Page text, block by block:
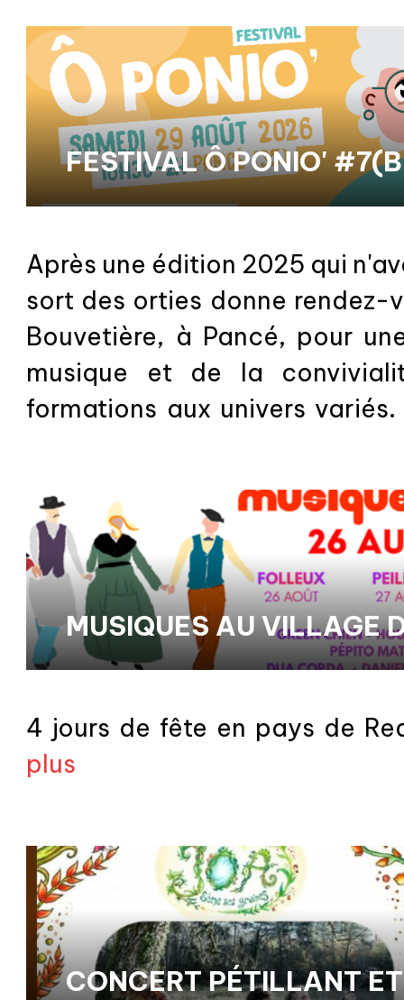
FESTIVAL Ô PONIO'
AOÛT DE 16H30 À 2H
Après une édition 2025 qui
sort des orties donne rendez-
Bouvetière, à Pancé, pour
musique et de la
formations aux univers
MUSIQUES AU VILLAGE
PEILLAC • ALLAIRE •
4 jours de fête en pays de
plus
CONCERT PÉTILLANT